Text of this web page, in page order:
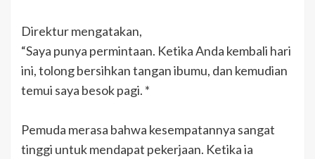
Direktur mengatakan,
“Saya punya permintaan. Ketika Anda kembali hari
ini, tolong bersihkan tangan ibumu, dan kemudian
temui saya besok pagi. *
Pemuda merasa bahwa kesempatannya sangat
tinggi untuk mendapat pekerjaan. Ketika ia